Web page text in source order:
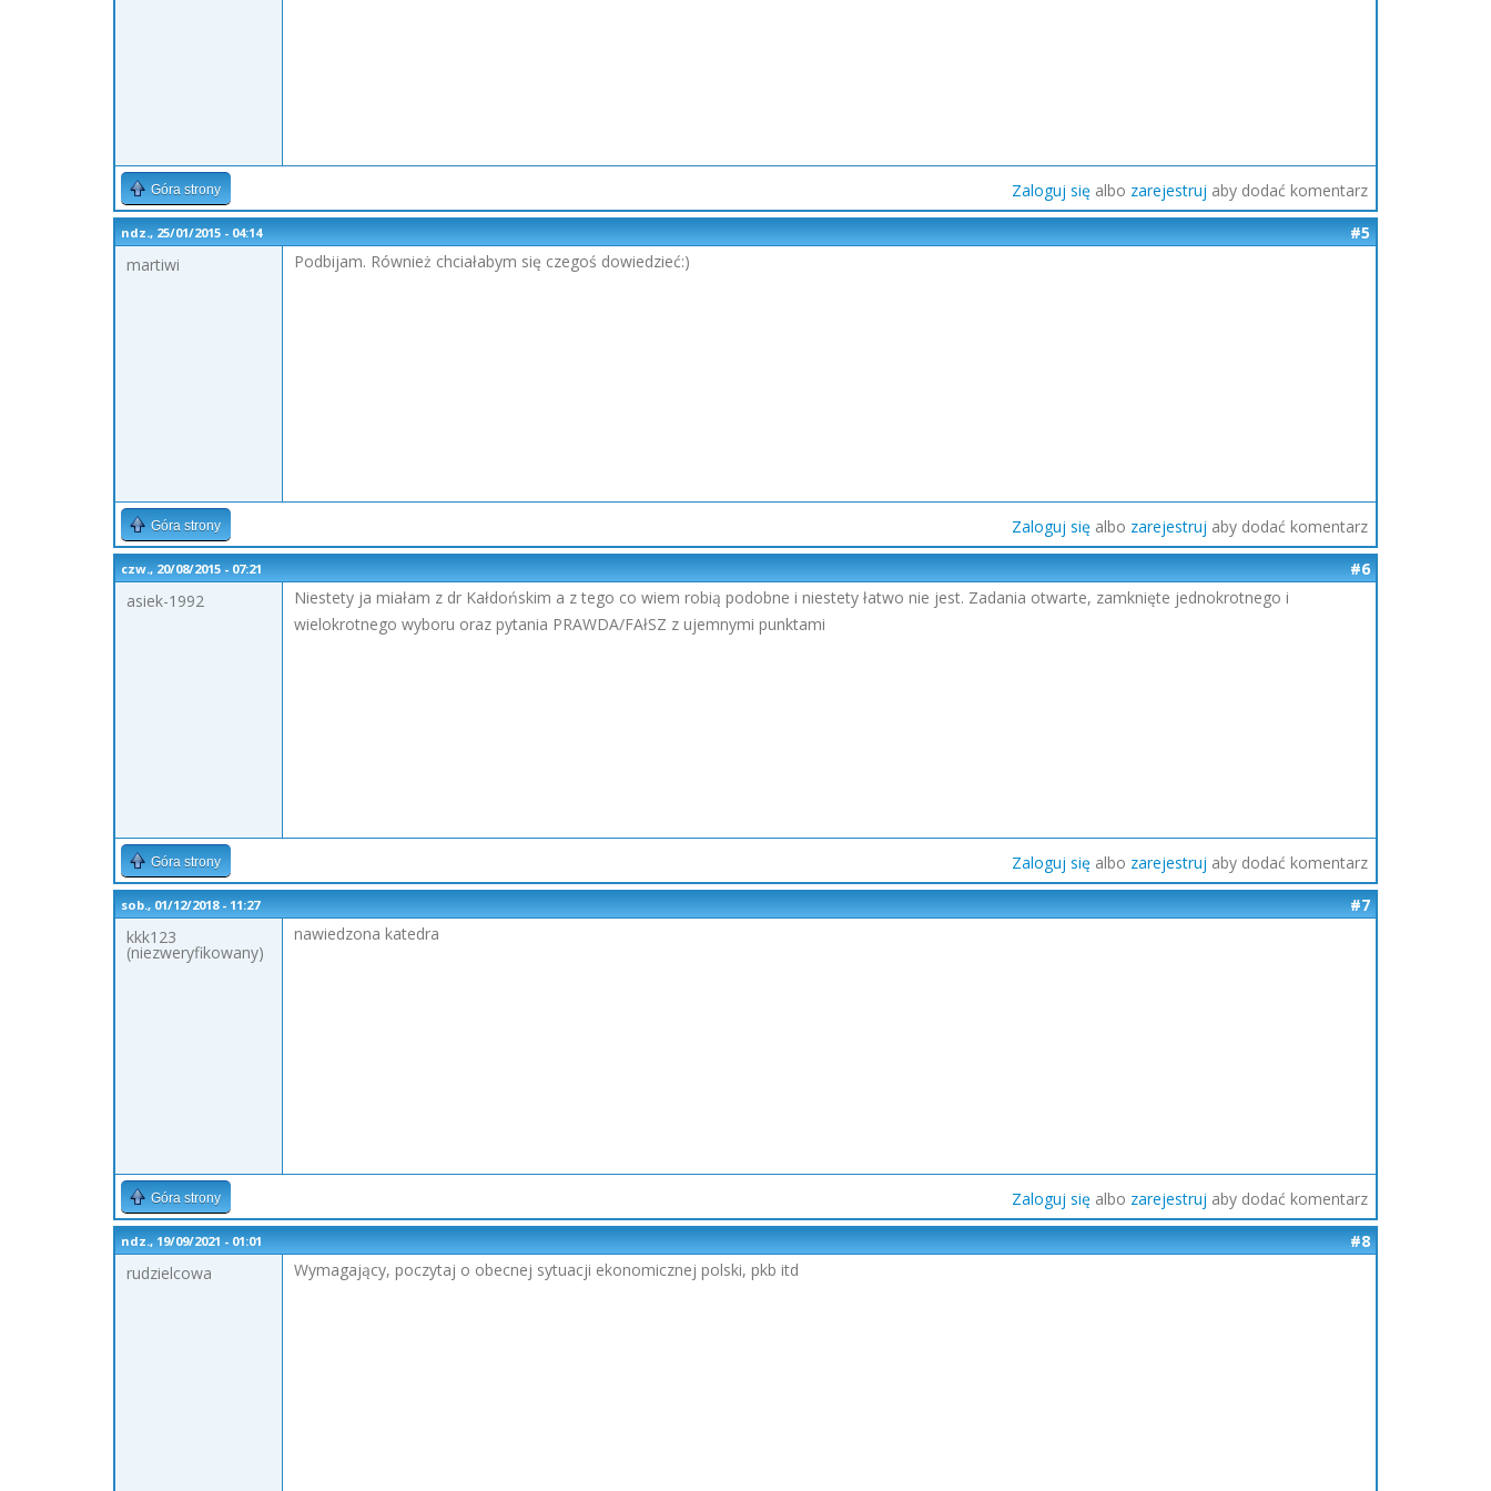
Góra strony Zaloguj się albo zarejestruj aby dodać komentarz
ndz., 25/01/2015 - 04:14
#5
martiwi
Podbijam. Również chciałabym się czegoś dowiedzieć:)
Góra strony Zaloguj się albo zarejestruj aby dodać komentarz
czw., 20/08/2015 - 07:21
#6
asiek-1992
Niestety ja miałam z dr Kałdońskim a z tego co wiem robią podobne i niestety łatwo nie jest. Zadania otwarte, zamknięte jednokrotnego i
wielokrotnego wyboru oraz pytania PRAWDA/FAłSZ z ujemnymi punktami
Góra strony Zaloguj się albo zarejestruj aby dodać komentarz
sob., 01/12/2018 - 11:27
#7
kkk123
(niezweryfikowany)
nawiedzona katedra
Góra strony Zaloguj się albo zarejestruj aby dodać komentarz
ndz., 19/09/2021 - 01:01
#8
rudzielcowa
Wymagający, poczytaj o obecnej sytuacji ekonomicznej polski, pkb itd